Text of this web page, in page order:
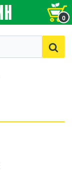
0